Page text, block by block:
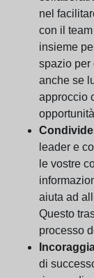
nel
con il
insieme
spazio per
anche se
approccio
leader e
le vostre
aiuta ad
Questo
processo
di